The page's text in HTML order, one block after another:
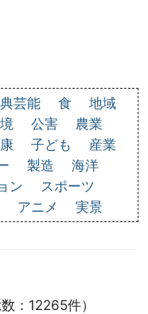
芸能 食
地域
公害
農業
子ども
産業
製造
海洋
ン
スポーツ
アニメ 実景
：12265件）